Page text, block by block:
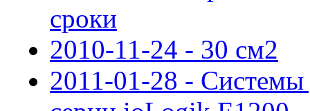
сроки
2010-11-24 - 30 см2
2011-01-28 - Системы